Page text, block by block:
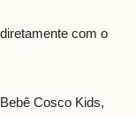
com o
Cosco Kids,